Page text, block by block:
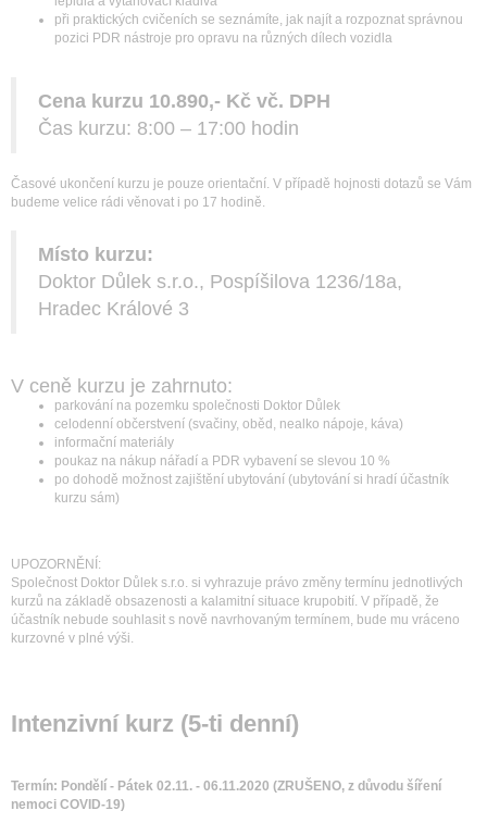
při praktických cvičeních se seznámíte, jak najít a rozpoznat správnou
pozici PDR nástroje pro opravu na různých dílech vozidla
Cena kurzu 10.890,- Kč vč. DPH
Čas kurzu: 8:00 – 17:00 hodin
Časové ukončení kurzu je pouze orientační. V případě hojnosti dotazů se Vám
budeme velice rádi věnovat i po 17 hodině.
Místo kurzu:
Doktor Důlek s.r.o., Pospíšilova 1236/18a,
Hradec Králové 3
V ceně kurzu je zahrnuto:
parkování na pozemku společnosti Doktor Důlek
celodenní občerstvení (svačiny, oběd, nealko nápoje, káva)
informační materiály
poukaz na nákup nářadí a PDR vybavení se slevou 10 %
po dohodě možnost zajištění ubytování (ubytování si hradí účastník
kurzu sám)
UPOZORNĚNÍ:
Společnost Doktor Důlek s.r.o. si vyhrazuje právo změny termínu jednotlivých
kurzů na základě obsazenosti a kalamitní situace krupobití. V případě, že
účastník nebude souhlasit s nově navrhovaným termínem, bude mu vráceno
kurzovné v plné výši.
Intenzivní kurz (5-ti denní)
Termín: Pondělí - Pátek 02.11. - 06.11.2020 (ZRUŠENO, z důvodu šíření
nemoci COVID-19)